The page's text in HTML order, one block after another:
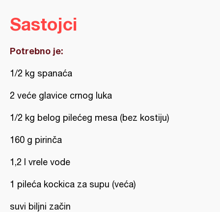
Sastojci
Potrebno je:
1/2 kg spanaća
2 veće glavice crnog luka
1/2 kg belog pilećeg mesa (bez kostiju)
160 g pirinča
1,2 l vrele vode
1 pileća kockica za supu (veća)
suvi biljni začin